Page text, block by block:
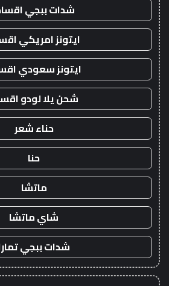
شدات ببجي
ايتونز امريكي
ايتونز سعودي
شحن يلا لودو
حناء شعر
حنا
ماتشا
شاي ماتشا
شدات ببجي